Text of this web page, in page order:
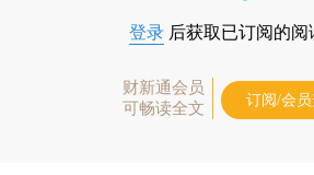
登录 后获取已订阅的阅
财新通会员
可畅读全文
订阅/会员